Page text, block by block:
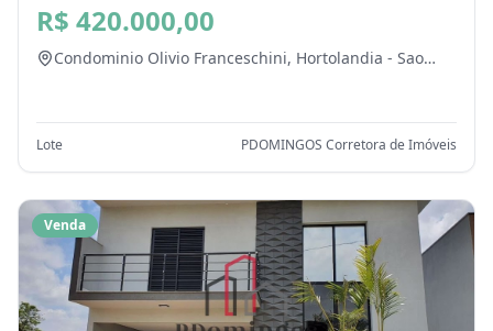
Franceschini, Hortolandia - SP
R$ 420.000,00
Condominio Olivio Franceschini, Hortolandia - Sao
Lote PDOMINGOS Corretora de Imóveis
Venda